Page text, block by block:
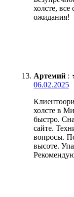
холсте, все
ожидания!
Артемий :
06.02.2025
холсте в
быстро.
сайте.
вопросы.
высоте.